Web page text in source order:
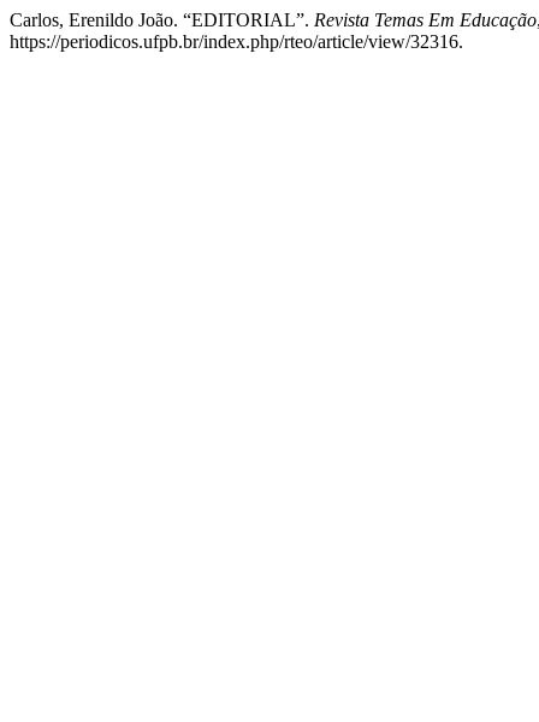
Carlos, Erenildo João. “EDITORIAL”. Revista Temas Em Educação
https://periodicos.ufpb.br/index.php/rteo/article/view/32316.